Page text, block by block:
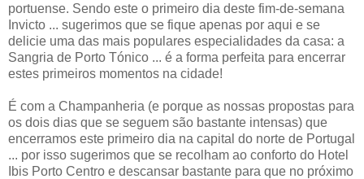
portuense. Sendo este o primeiro dia deste fim-de-semana
Invicto ... sugerimos que se fique apenas por aqui e se
delicie uma das mais populares especialidades da casa: a
Sangria de Porto Tónico ... é a forma perfeita para encerrar
estes primeiros momentos na cidade!
É com a Champanheria (e porque as nossas propostas para
os dois dias que se seguem são bastante intensas) que
encerramos este primeiro dia na capital do norte de Portugal
... por isso sugerimos que se recolham ao conforto do Hotel
Ibis Porto Centro e descansar bastante para que no próximo